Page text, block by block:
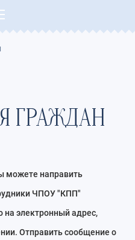
ГРАЖДАН
можете направить
ЧПОУ "КПП"
на электронный адрес,
Отправить сообщение о